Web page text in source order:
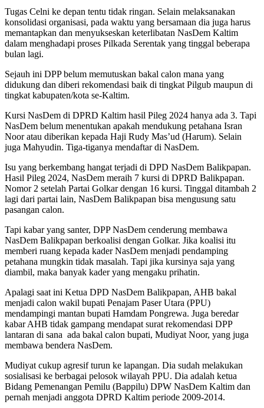
Tugas Celni ke depan tentu tidak ringan. Selain melaksanakan
konsolidasi organisasi, pada waktu yang bersamaan dia juga harus
memantapkan dan menyukseskan keterlibatan NasDem Kaltim
dalam menghadapi proses Pilkada Serentak yang tinggal beberapa
bulan lagi.
Sejauh ini DPP belum memutuskan bakal calon mana yang
didukung dan diberi rekomendasi baik di tingkat Pilgub maupun di
tingkat kabupaten/kota se-Kaltim.
Kursi NasDem di DPRD Kaltim hasil Pileg 2024 hanya ada 3. Tapi
NasDem belum menentukan apakah mendukung petahana Isran
Noor atau diberikan kepada Haji Rudy Mas’ud (Harum). Selain
juga Mahyudin. Tiga-tiganya mendaftar di NasDem.
Isu yang berkembang hangat terjadi di DPD NasDem Balikpapan.
Hasil Pileg 2024, NasDem meraih 7 kursi di DPRD Balikpapan.
Nomor 2 setelah Partai Golkar dengan 16 kursi. Tinggal ditambah 2
lagi dari partai lain, NasDem Balikpapan bisa mengusung satu
pasangan calon.
Tapi kabar yang santer, DPP NasDem cenderung membawa
NasDem Balikpapan berkoalisi dengan Golkar. Jika koalisi itu
memberi ruang kepada kader NasDem menjadi pendamping
petahana mungkin tidak masalah. Tapi jika kursinya saja yang
diambil, maka banyak kader yang mengaku prihatin.
Apalagi saat ini Ketua DPD NasDem Balikpapan, AHB bakal
menjadi calon wakil bupati Penajam Paser Utara (PPU)
mendampingi mantan bupati Hamdam Pongrewa. Juga beredar
kabar AHB tidak gampang mendapat surat rekomendasi DPP
lantaran di sana ada bakal calon bupati, Mudiyat Noor, yang juga
membawa bendera NasDem.
Mudiyat cukup agresif turun ke lapangan. Dia sudah melakukan
sosialisasi ke berbagai pelosok wilayah PPU. Dia adalah ketua
Bidang Pemenangan Pemilu (Bappilu) DPW NasDem Kaltim dan
pernah menjadi anggota DPRD Kaltim periode 2009-2014.